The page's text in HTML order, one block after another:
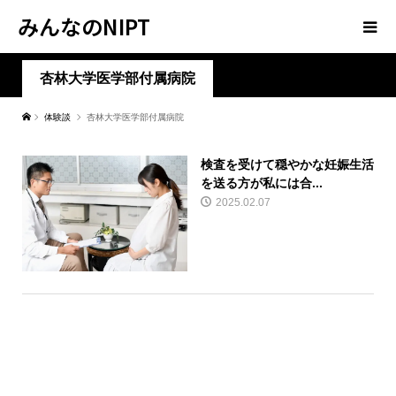
みんなのNIPT
杏林大学医学部付属病院
体験談 杏林大学医学部付属病院
検査を受けて穏やかな妊娠生活
を送る方が私には合...
2025.02.07